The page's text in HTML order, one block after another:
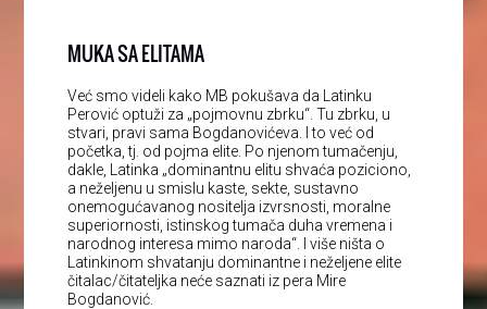
MUKA SA ELITAMA
Već smo videli kako MB pokušava da Latinku
Perović optuži za „pojmovnu zbrku“. Tu zbrku, u
stvari, pravi sama Bogdanovićeva. I to već od
početka, tj. od pojma elite. Po njenom tumačenju,
dakle, Latinka „dominantnu elitu shvaća poziciono,
a neželjenu u smislu kaste, sekte, sustavno
onemogućavanog nositelja izvrsnosti, moralne
superiornosti, istinskog tumača duha vremena i
narodnog interesa mimo naroda“. I više ništa o
Latinkinom shvatanju dominantne i neželjene elite
čitalac/čitateljka neće saznati iz pera Mire
Bogdanović.